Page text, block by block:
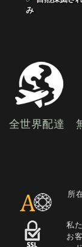
み
全世界配達
所
私
お